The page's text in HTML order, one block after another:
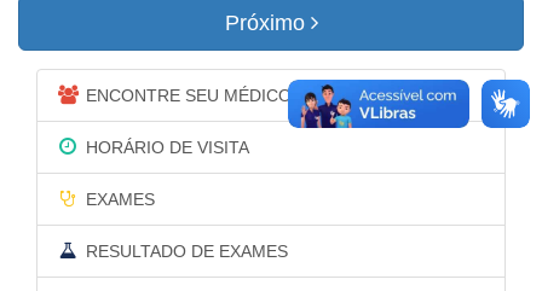
Próximo
ENCONTRE SEU MÉDICO
HORÁRIO DE VISITA
EXAMES
RESULTADO DE EXAMES